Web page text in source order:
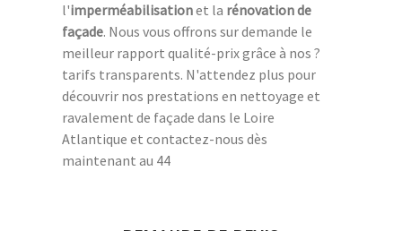
l'imperméabilisationet la rénovation de
façade. Nous vous offrons sur demande le
meilleur rapport qualité-prix grâce à nos ?
tarifs transparents. N'attendez plus pour
découvrir nos prestations en nettoyage et
ravalement de façade dans le Loire
Atlantique et contactez-nous dès
maintenant au 44